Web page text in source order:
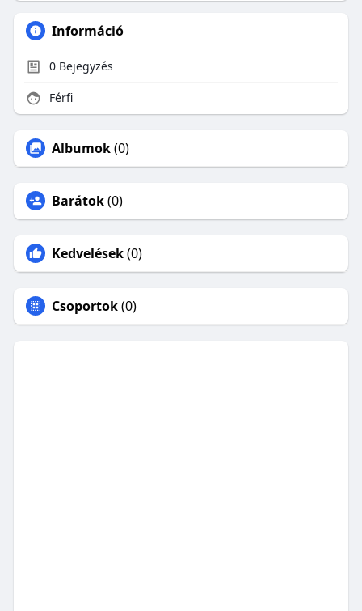
Információ
0Bejegyzés
Férfi
Albumok(0)
Barátok(0)
Kedvelések(0)
Csoportok(0)